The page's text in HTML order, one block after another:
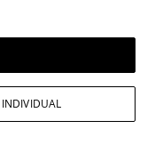
Cosoi,
Curticăpean, a
INDIVIDUAL